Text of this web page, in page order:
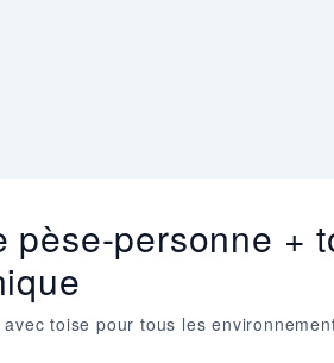
pèse-personne +
toise pour tous les